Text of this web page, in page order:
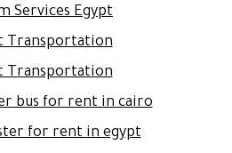
Services Egypt
Transportation
Transportation
bus for rent in cairo
for rent in egypt